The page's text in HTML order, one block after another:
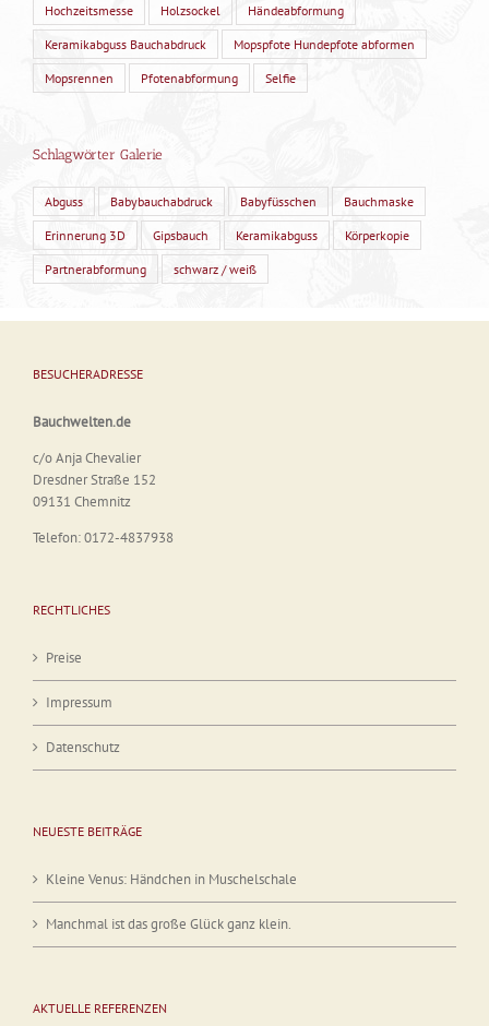
Hochzeitsmesse Holzsockel Händeabformung
Keramikabguss Bauchabdruck Mopspfote Hundepfote abformen
Mopsrennen Pfotenabformung Selfie
Schlagwörter Galerie
Abguss Babybauchabdruck Babyfüsschen Bauchmaske
Erinnerung 3D Gipsbauch Keramikabguss Körperkopie
Partnerabformung schwarz / weiß
BESUCHERADRESSE
Bauchwelten.de
c/o Anja Chevalier
Dresdner Straße 152
09131 Chemnitz
Telefon: 0172-4837938
RECHTLICHES
Preise
Impressum
Datenschutz
NEUESTE BEITRÄGE
Kleine Venus: Händchen in Muschelschale
Manchmal ist das große Glück ganz klein.
AKTUELLE REFERENZEN